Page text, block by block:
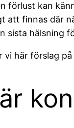
förlust kan
att finnas där
sista hälsning
vi här förslag